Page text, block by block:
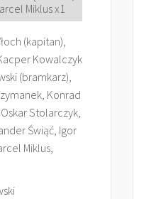
Miklus x1
(kapitan),
Kowalczyk
(bramkarz),
Konrad
Stolarczyk,
Świąć, Igor
Miklus,